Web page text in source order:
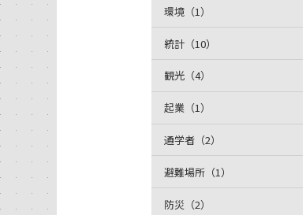
環境（1）
統計（10）
観光（4）
起業（1）
通学者（2）
避難場所（1）
防災（2）